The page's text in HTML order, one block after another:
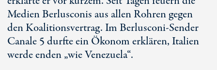
Medien Berlusconis aus allen Rohren gegen
den Koalitionsvertrag. Im Berlusconi-Sender
Canale 5 durfte ein Ökonom erklären, Italien
werde enden „wie Venezuela“.